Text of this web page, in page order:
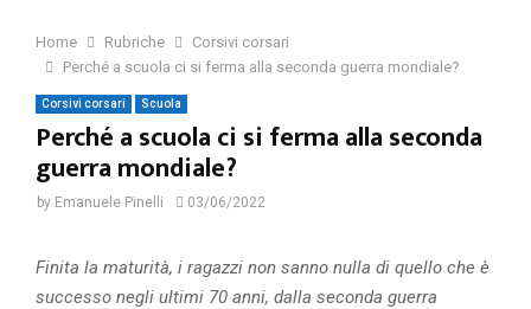
Home Rubriche
Corsivi corsari
Perché a scuola ci si ferma alla seconda guerra mondiale?
Corsivi corsari Scuola
Perché a scuola ci si ferma alla seconda
guerra mondiale?
by Emanuele Pinelli 03/06/2022
Finita la maturità, i ragazzi non sanno nulla di quello che è
successo negli ultimi 70 anni, dalla seconda guerra